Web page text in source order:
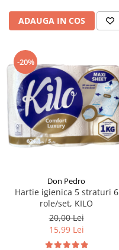
ADAUGA IN COS
-20%
Don Pedro
Hartie igienica 5 straturi 6
role/set, KILO
20,00 Lei
15,99 Lei